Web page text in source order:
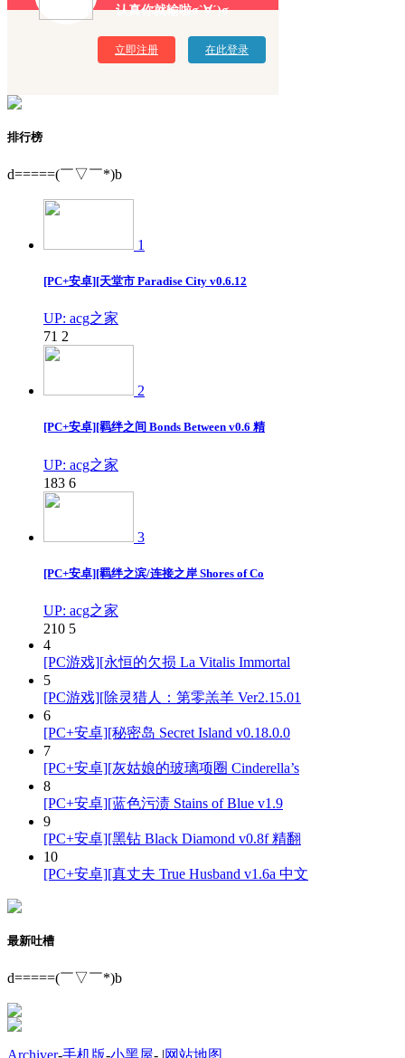
认真你就输啦σ`∀´)σ
立即注册 在此登录
排行榜
d=====(￣▽￣*)b
1
[PC+安卓][天堂市 Paradise City v0.6.12
UP: acg之家
71 2
2
[PC+安卓][羁绊之间 Bonds Between v0.6 精
UP: acg之家
183 6
3
[PC+安卓][羁绊之滨/连接之岸 Shores of Co
UP: acg之家
210 5
4
[PC游戏][永恒的欠损 La Vitalis Immortal
5
[PC游戏][除灵猎人：第零羔羊 Ver2.15.01
6
[PC+安卓][秘密岛 Secret Island v0.18.0.0
7
[PC+安卓][灰姑娘的玻璃项圈 Cinderella’s
8
[PC+安卓][蓝色污渍 Stains of Blue v1.9
9
[PC+安卓][黑钻 Black Diamond v0.8f 精翻
10
[PC+安卓][真丈夫 True Husband v1.6a 中文
最新吐槽
d=====(￣▽￣*)b